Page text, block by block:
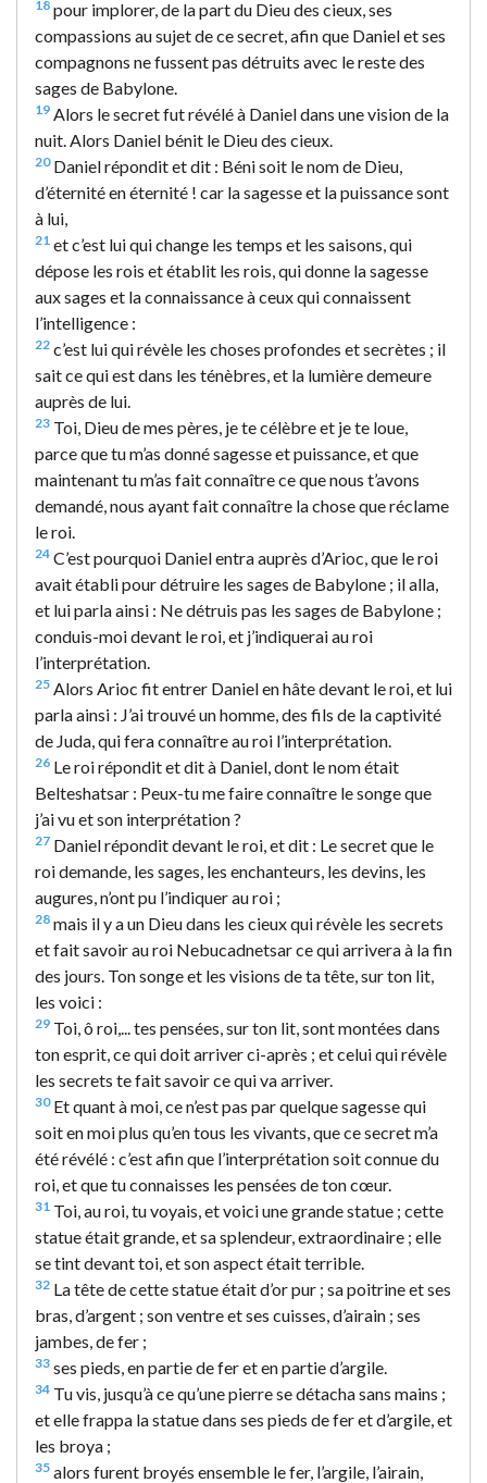
18 pour implorer, de la part du Dieu des cieux, ses
compassions au sujet de ce secret, afin que Daniel et ses
compagnons ne fussent pas détruits avec le reste des
sages de Babylone.
19 Alors le secret fut révélé à Daniel dans une vision de la
nuit. Alors Daniel bénit le Dieu des cieux.
20Daniel répondit et dit : Béni soit le nom de Dieu,
d’éternité en éternité ! car la sagesse et la puissance sont
à lui,
21 et c’est lui qui change les temps et les saisons, qui
dépose les rois et établit les rois, qui donne la sagesse
aux sages et la connaissance à ceux qui connaissent
l’intelligence :
22 c’est lui qui révèle les choses profondes et secrètes ; il
sait ce qui est dans les ténèbres, et la lumière demeure
auprès de lui.
23 Toi, Dieu de mes pères, je te célèbre et je te loue,
parce que tu m’as donné sagesse et puissance, et que
maintenant tu m’as fait connaître ce que nous t’avons
demandé, nous ayant fait connaître la chose que réclame
le roi.
24 C’est pourquoi Daniel entra auprès d’Arioc, que le roi
avait établi pour détruire les sages de Babylone ; il alla,
et lui parla ainsi : Ne détruis pas les sages de Babylone ;
conduis-moi devant le roi, et j’indiquerai au roi
l’interprétation.
25 Alors Arioc fit entrer Daniel en hâte devant le roi, et lui
parla ainsi : J’ai trouvé un homme, des fils de la captivité
de Juda, qui fera connaître au roi l’interprétation.
26 Le roi répondit et dit à Daniel, dont le nom était
Belteshatsar : Peux-tu me faire connaître le songe que
j’ai vu et son interprétation ?
27 Daniel répondit devant le roi, et dit : Le secret que le
roi demande, les sages, les enchanteurs, les devins, les
augures, n’ont pu l’indiquer au roi ;
28 mais il y a un Dieu dans les cieux qui révèle les secrets
et fait savoir au roi Nebucadnetsar ce qui arrivera à la fin
des jours. Ton songe et les visions de ta tête, sur ton lit,
les voici :
29 Toi, ô roi,... tes pensées, sur ton lit, sont montées dans
ton esprit, ce qui doit arriver ci-après ; et celui qui révèle
les secrets te fait savoir ce qui va arriver.
30Et quant à moi, ce n’est pas par quelque sagesse qui
soit en moi plus qu’en tous les vivants, que ce secret m’a
été révélé : c’est afin que l’interprétation soit connue du
roi, et que tu connaisses les pensées de ton cœur.
31 Toi, au roi, tu voyais, et voici une grande statue ; cette
statue était grande, et sa splendeur, extraordinaire ; elle
se tint devant toi, et son aspect était terrible.
32 La tête de cette statue était d’or pur ; sa poitrine et ses
bras, d’argent ; son ventre et ses cuisses, d’airain ; ses
jambes, de fer ;
33 ses pieds, en partie de fer et en partie d’argile.
34 Tu vis, jusqu’à ce qu’une pierre se détacha sans mains ;
et elle frappa la statue dans ses pieds de fer et d’argile, et
les broya ;
35 alors furent broyés ensemble le fer, l’argile, l’airain,